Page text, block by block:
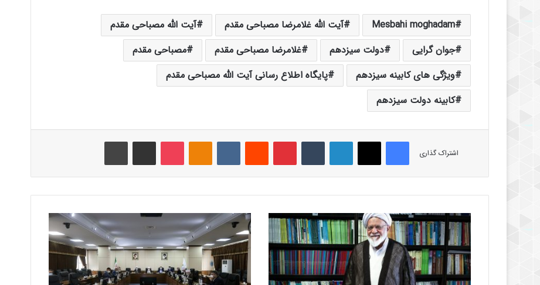
Mesbahi moghadam آیت الله غلامرضا مصباحی مقدم
آیت الله مصباحی مقدم
جوان گرایی
دولت سیزدهم غلامرضا مصباحی مقدم
مصباحی مقدم
ویژگی های کابینه سیزدهم
پایگاه اطلاع رسانی آیت الله مصباحی مقدم
کابینه دولت سیزدهم
اشتراک گذاری
فیس بوک لینکدین ‫پین‌ترست ‫رددیت پاکت اشتراک گذاری از طریق ایمیل
ت
أ
ث
ی
ر
م
پ
ا
ی
ن
ت